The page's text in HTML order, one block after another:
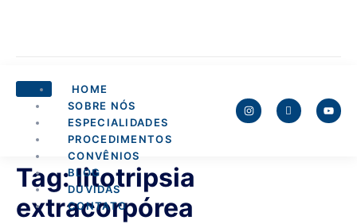
HOME
SOBRE NÓS
ESPECIALIDADES
PROCEDIMENTOS
CONVÊNIOS
BLOG
DÚVIDAS
CONTATO
Tag:litotripsia
extracorpórea